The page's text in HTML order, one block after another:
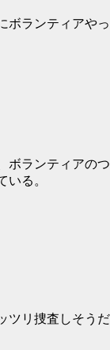
ボランティアやっ
ボランティアのつ
いる。
ツリ捜査しそうだ